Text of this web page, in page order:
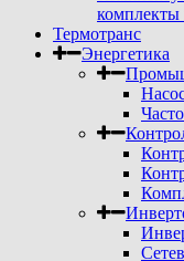
комплекты
Термотранс
Энергетика